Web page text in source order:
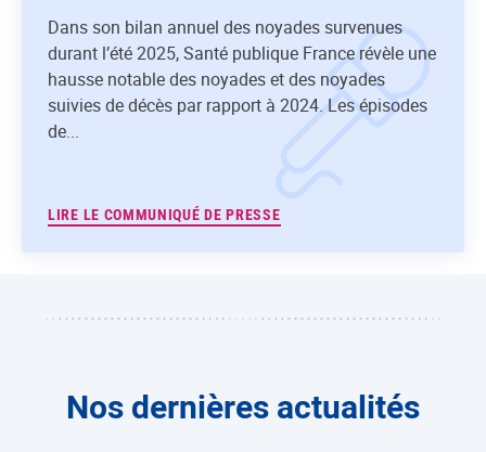
Dans son bilan annuel des noyades survenues
durant l’été 2025, Santé publique France révèle une
hausse notable des noyades et des noyades
suivies de décès par rapport à 2024. Les épisodes
de...
LIRE LE COMMUNIQUÉ DE PRESSE
Nos dernières actualités